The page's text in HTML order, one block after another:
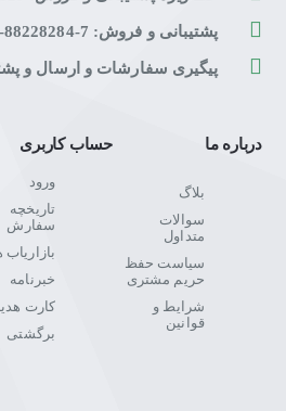
پشتیبانی و فروش: 7-88228284-021
پیگیری سفارشات و ارسال و پشتیبانی:
درباره ما
بلاگ
سوالات
متداول
سیاست حفظ
حریم مشتری
شرایط و
قوانین
حساب کاربری
ورود
تاریخچه
سفارش
بازاریاب
خبرنامه
کارت
برگشتی